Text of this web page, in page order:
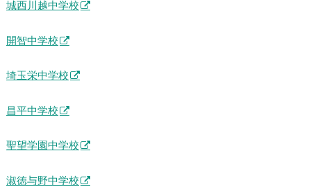
城西川越中学校
開智中学校
埼玉栄中学校
昌平中学校
聖望学園中学校
淑徳与野中学校